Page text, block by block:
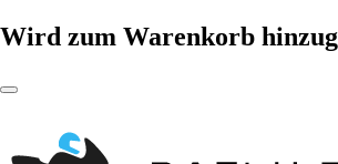
Wird zum Warenkorb